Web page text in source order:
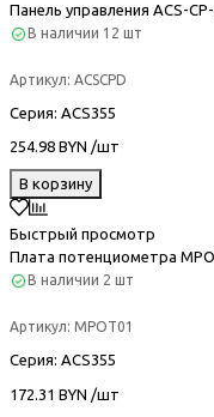
Панель управления ACS-
В наличии 12 шт
Артикул: ACSCPD
Серия: ACS355
254.98 BYN /шт
В корзину
Быстрый просмотр
Плата потенциометра
В наличии 2 шт
Артикул: MPOT01
Серия: ACS355
172.31 BYN /шт